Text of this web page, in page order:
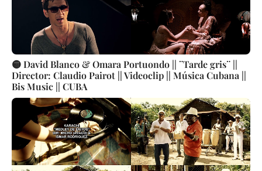
🟡 David Blanco & Omara Portuondo || ¨Tarde gris¨ ||
Director: Claudio Pairot || Videoclip || Música Cubana ||
Bis Music || CUBA